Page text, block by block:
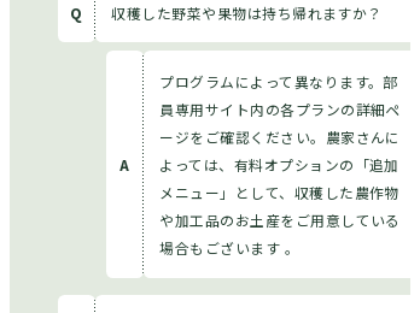
収穫した野菜や果物は持ち帰れますか？
プログラムによって異なります。部
員専用サイト内の各プランの詳細ペ
ージをご確認ください。農家さんに
よっては、有料オプションの「追加
メニュー」として、収穫した農作物
や加工品のお土産をご用意している
場合もございます 。